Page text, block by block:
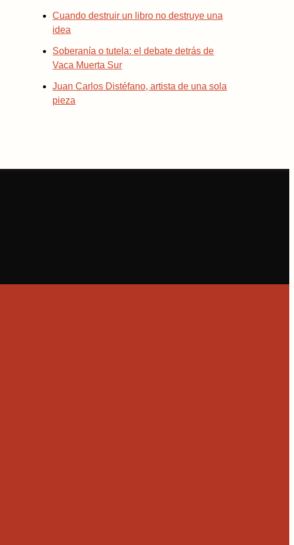
Cuando destruir un libro no destruye una
idea
Soberanía o tutela: el debate detrás de
Vaca Muerta Sur
Juan Carlos Distéfano, artista de una sola
pieza